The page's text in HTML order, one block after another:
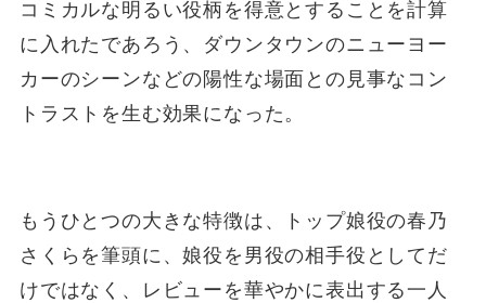
コミカルな明るい役柄を得意とすることを計算
に入れたであろう、ダウンタウンのニューヨー
カーのシーンなどの陽性な場面との見事なコン
トラストを生む効果になった。
もうひとつの大きな特徴は、トップ娘役の春乃
さくらを筆頭に、娘役を男役の相手役としてだ
けではなく、レビューを華やかに表出する一人